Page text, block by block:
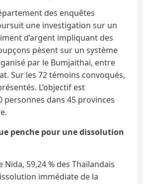
des enquêtes
une investigation sur un
d’argent impliquant des
pèsent sur un système
par le Bumjaithai, entre
Sur les 72 témoins convoqués,
L’objectif est
personnes dans 45 provinces
penche pour une dissolution
Nida, 59,24 % des Thaïlandais
immédiate de la